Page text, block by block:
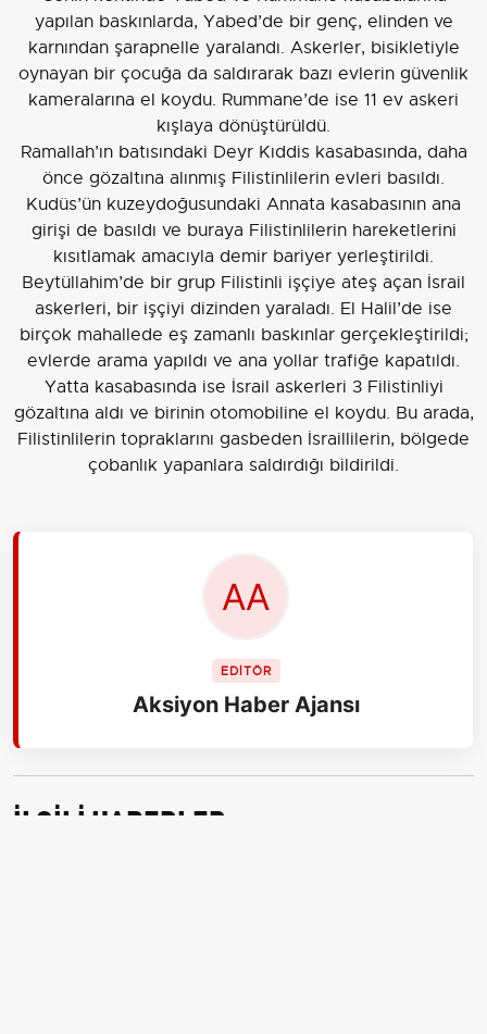
yapılan baskınlarda, Yabed’de bir genç, elinden ve
karnından şarapnelle yaralandı. Askerler, bisikletiyle
oynayan bir çocuğa da saldırarak bazı evlerin güvenlik
kameralarına el koydu. Rummane’de ise 11 ev askeri
kışlaya dönüştürüldü.
Ramallah’ın batısındaki Deyr Kıddis kasabasında, daha
önce gözaltına alınmış Filistinlilerin evleri basıldı.
Kudüs’ün kuzeydoğusundaki Annata kasabasının ana
girişi de basıldı ve buraya Filistinlilerin hareketlerini
kısıtlamak amacıyla demir bariyer yerleştirildi.
Beytüllahim’de bir grup Filistinli işçiye ateş açan İsrail
askerleri, bir işçiyi dizinden yaraladı. El Halil’de ise
birçok mahallede eş zamanlı baskınlar gerçekleştirildi;
evlerde arama yapıldı ve ana yollar trafiğe kapatıldı.
Yatta kasabasında ise İsrail askerleri 3 Filistinliyi
gözaltına aldı ve birinin otomobiline el koydu. Bu arada,
Filistinlilerin topraklarını gasbeden İsraillilerin, bölgede
çobanlık yapanlara saldırdığı bildirildi.
EDİTÖR
Aksiyon Haber Ajansı
İLGİLİ HABERLER